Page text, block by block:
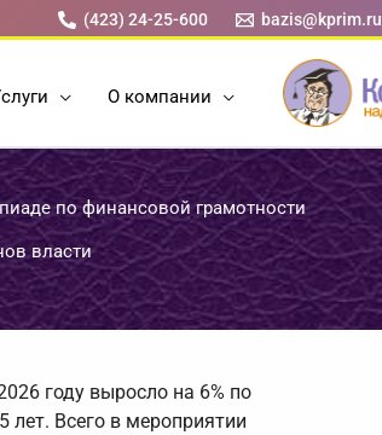
(423) 24-25-600 bazis@kprim.ru
О компании
по финансовой грамотности
власти
году выросло на 6% по
Всего в мероприятии